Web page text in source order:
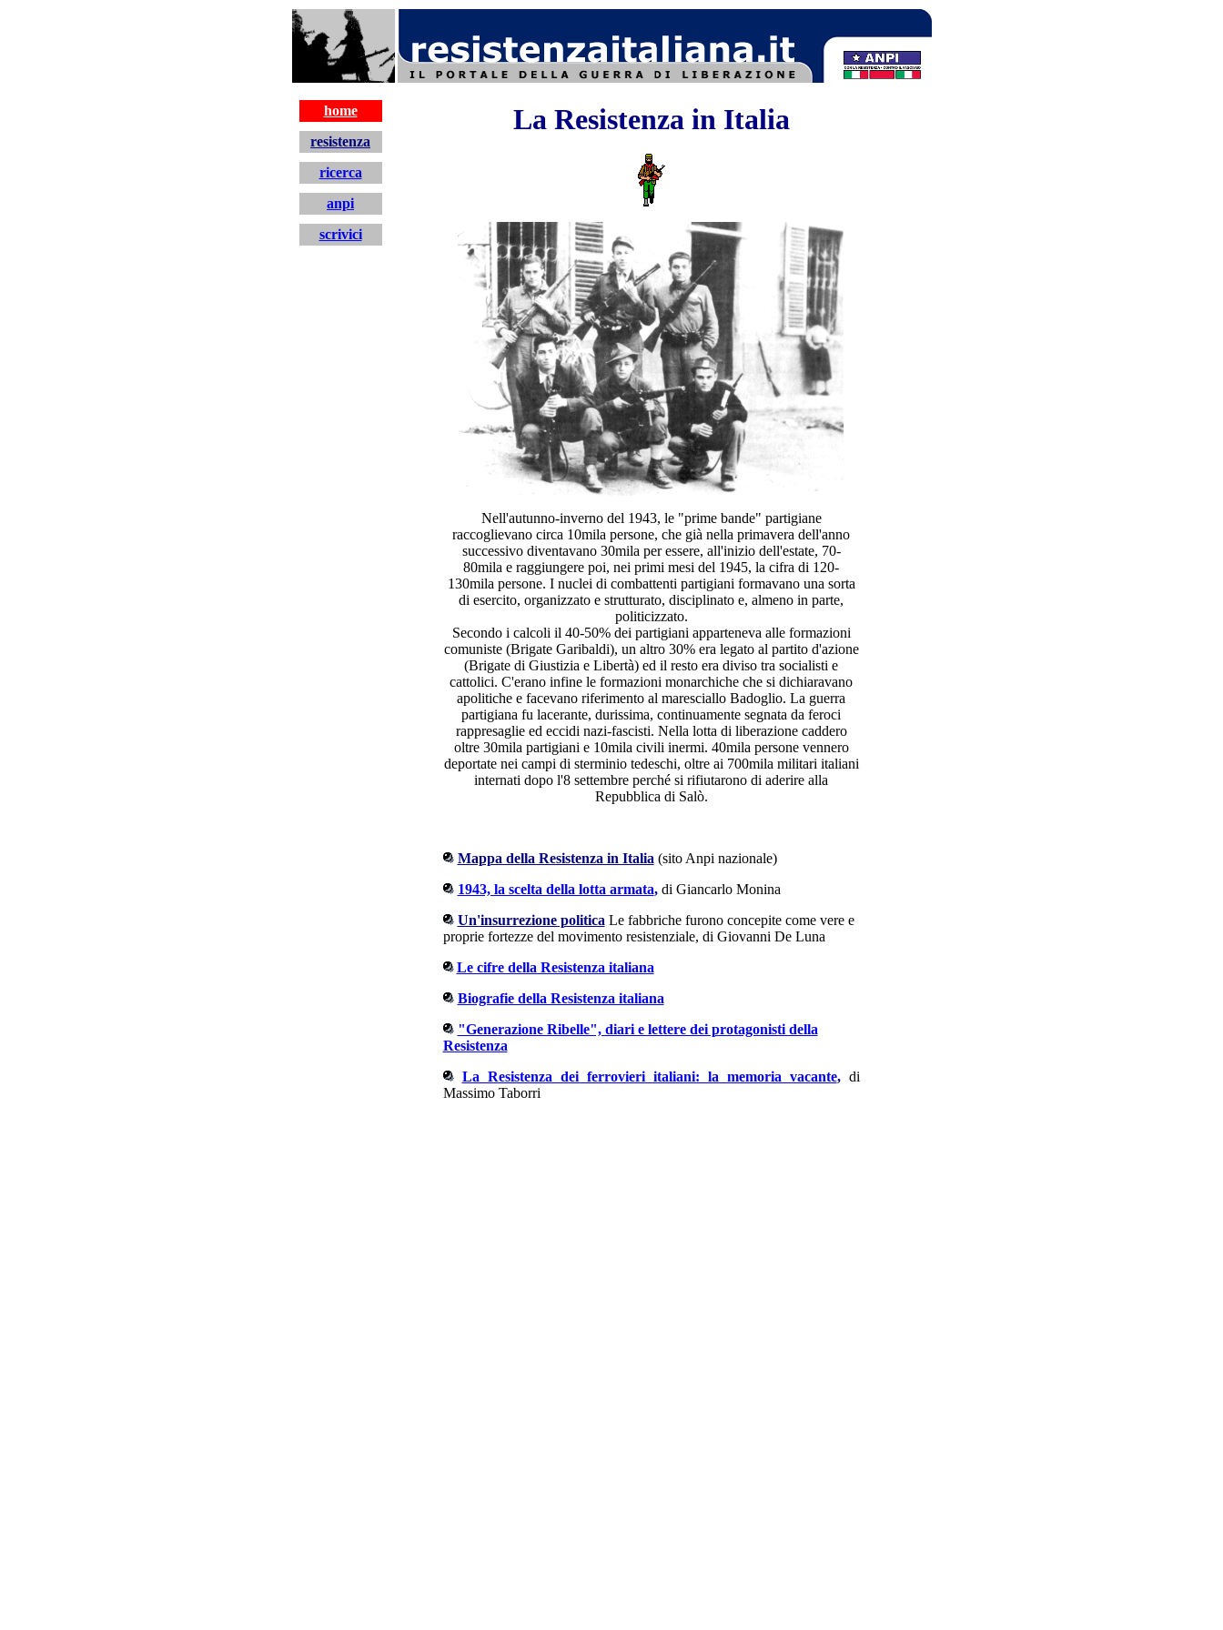
home La Resistenza in Italia
Nell'autunno-inverno del 1943, le "prime bande" partigiane
raccoglievano circa 10mila persone, che già nella primavera dell'anno
successivo diventavano 30mila per essere, all'inizio dell'estate, 70-
80mila e raggiungere poi, nei primi mesi del 1945, la cifra di 120-
130mila persone. I nuclei di combattenti partigiani formavano una sorta
di esercito, organizzato e strutturato, disciplinato e, almeno in parte,
politicizzato.
Secondo i calcoli il 40-50% dei partigiani apparteneva alle formazioni
comuniste (Brigate Garibaldi), un altro 30% era legato al partito d'azione
(Brigate di Giustizia e Libertà) ed il resto era diviso tra socialisti e
cattolici. C'erano infine le formazioni monarchiche che si dichiaravano
apolitiche e facevano riferimento al maresciallo Badoglio. La guerra
partigiana fu lacerante, durissima, continuamente segnata da feroci
rappresaglie ed eccidi nazi-fascisti. Nella lotta di liberazione caddero
oltre 30mila partigiani e 10mila civili inermi. 40mila persone vennero
deportate nei campi di sterminio tedeschi, oltre ai 700mila militari italiani
internati dopo l'8 settembre perché si rifiutarono di aderire alla
Repubblica di Salò.
Mappa della Resistenza in Italia (sito Anpi nazionale)
1943, la scelta della lotta armata, di Giancarlo Monina
Un'insurrezione politica Le fabbriche furono concepite come vere e
proprie fortezze del movimento resistenziale, di Giovanni De Luna
Le cifre della Resistenza italiana
Biografie della Resistenza italiana
"Generazione Ribelle", diari e lettere dei protagonisti della
Resistenza
La Resistenza dei ferrovieri italiani: la memoria vacante, di
Massimo Taborri
resistenza
ricerca
anpi
scrivici